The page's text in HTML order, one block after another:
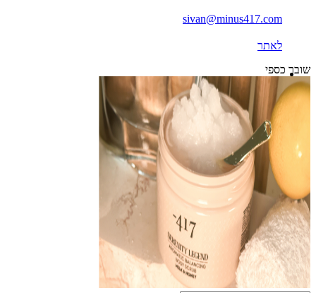
sivan@minus417.com
לאתר
שובר כספי